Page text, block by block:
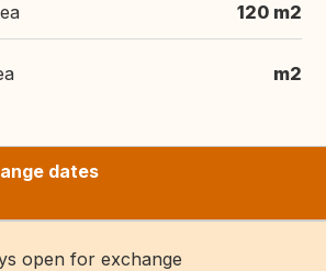
120 m2
m2
dates
open for exchange